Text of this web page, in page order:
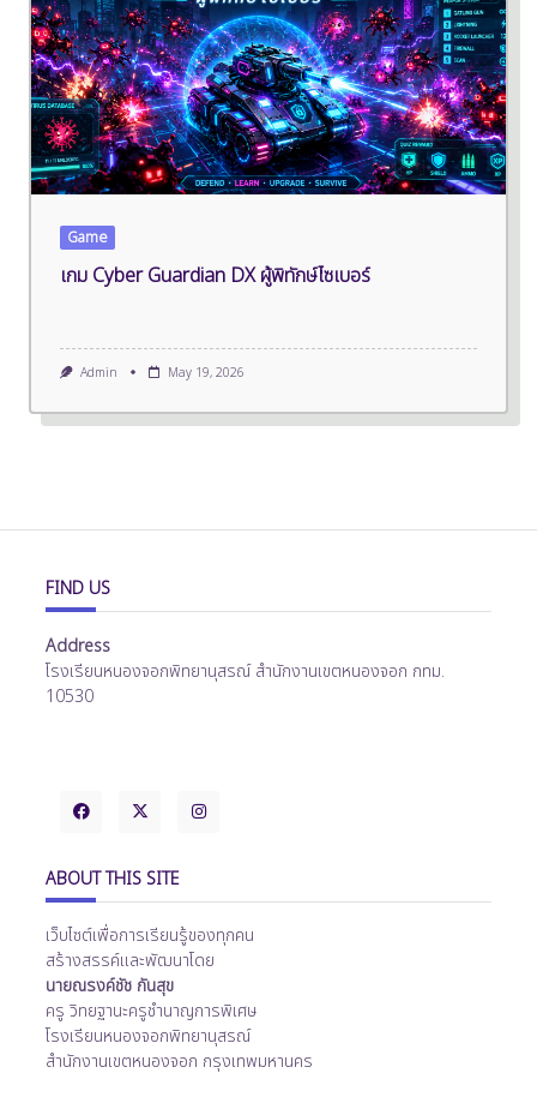
Game
เกม Cyber Guardian DX ผู้พิทักษ์ไซเบอร์
Admin May 19, 2026
FIND US
Address
โรงเรียนหนองจอกพิทยานุสรณ์ สำนักงานเขตหนองจอก กทม.
10530
ABOUT THIS SITE
เว็บไซต์เพื่อการเรียนรู้ของทุกคน
สร้างสรรค์และพัฒนาโดย
นายณรงค์ชัช กันสุข
ครู วิทยฐานะครูชำนาญการพิเศษ
โรงเรียนหนองจอกพิทยานุสรณ์
สำนักงานเขตหนองจอก กรุงเทพมหานคร